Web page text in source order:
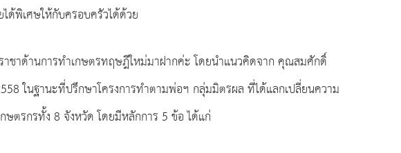
ด้พิเศษให้กับครอบครัวได้ด้วย
าชาด้านการทำเกษตรทฤษฎีใหม่มาฝากค่ะ โดยนำแนวคิดจาก คุณสมศักดิ์
ในฐานะที่ปรึกษาโครงการทำตามพ่อฯ กลุ่มมิตรผล ที่ได้แลกเปลี่ยนความ
ตรกรทั้ง 8 จังหวัด โดยมีหลักการ 5 ข้อ ได้แก่